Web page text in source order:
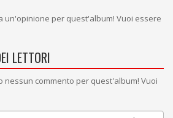
un'opinione per quest'album! Vuoi essere
LETTORI
nessun commento per quest'album! Vuoi